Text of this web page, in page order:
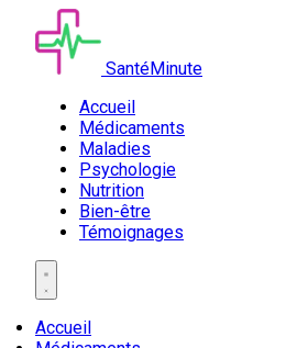
SantéMinute
Accueil
Médicaments
Maladies
Psychologie
Nutrition
Bien-être
Témoignages
Accueil